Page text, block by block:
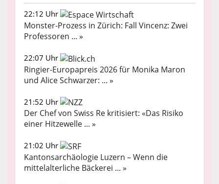
22:12 Uhr
Monster-Prozess in Zürich: Fall Vincenz: Zwei
Professoren ... »
22:07 Uhr
Ringier-Europapreis 2026 für Monika Maron
und Alice Schwarzer: ... »
21:52 Uhr
Der Chef von Swiss Re kritisiert: «Das Risiko
einer Hitzewelle ... »
21:02 Uhr
Kantonsarchäologie Luzern – Wenn die
mittelalterliche Bäckerei ... »